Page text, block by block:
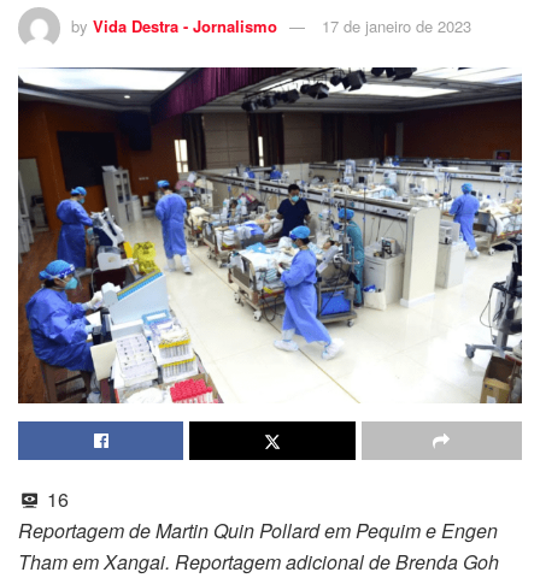
by Vida Destra - Jornalismo 17 de janeiro de 2023
16
Reportagem de Martin Quin Pollard em Pequim e Engen
Tham em Xangai. Reportagem adicional de Brenda Goh